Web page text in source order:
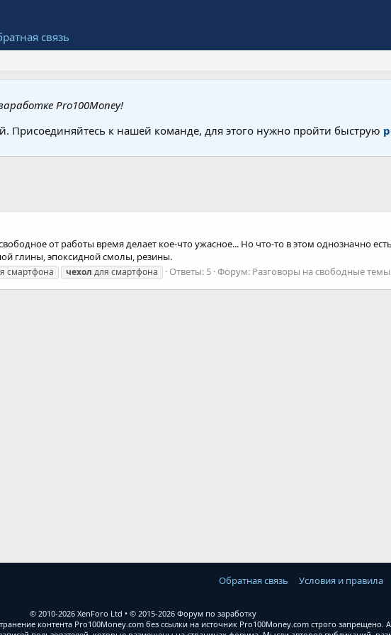
связь
Pro100Money!
Присоединяйтесь к нашей команде, для этого нужно пройти быструю
от работы время делает кое-что ужасное... Но что-то в этом однозначно
глины, эпоксидной смолы, резины.
смартфона чехол для смартфона Ответы: 5 Форум: Разговоры на свободные темы
Обратная связь Условия и правила
© 2010-2026 XenForo Ltd
© 2015-2026 Форум по заработку
контента Pro100Money.com без ссылки на источник Pro100Money.com строго запрещено.